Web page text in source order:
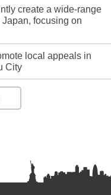
create a wide-range
focusing on
local appeals in
City